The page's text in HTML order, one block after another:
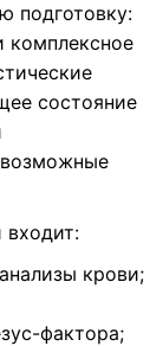
подготовку:
комплексное
состояние
возможные
входит:
крови;
фактора;